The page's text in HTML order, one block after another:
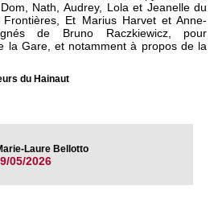
Nath, Audrey, Lola et Jeanelle du
Frontières, Et Marius Harvet et Anne-
de Bruno Raczkiewicz, pour
la Gare, et notamment à propos de la
du Hainaut
Laure Bellotto
05/2026